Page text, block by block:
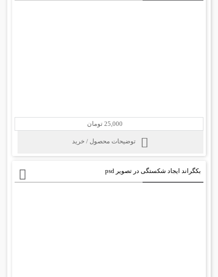
25,000 تومان
توضیحات محصول / خرید
بکگراند ایجاد شکستگی در تصویر psd